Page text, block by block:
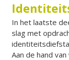
In het laatste
slag met
Aan de hand